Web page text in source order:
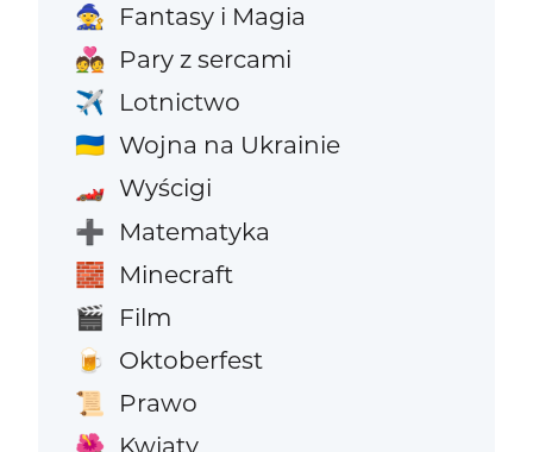
🧙 Fantasy i Magia
💑 Pary z sercami
✈️ Lotnictwo
🇺🇦 Wojna na Ukrainie
🏎️ Wyścigi
➕ Matematyka
🧱 Minecraft
🎬 Film
🍺 Oktoberfest
📜 Prawo
🌺 Kwiaty